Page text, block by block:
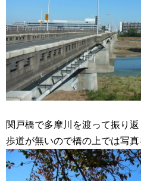
関戸橋で多摩川を渡って振り返
歩道が無いので橋の上では写真